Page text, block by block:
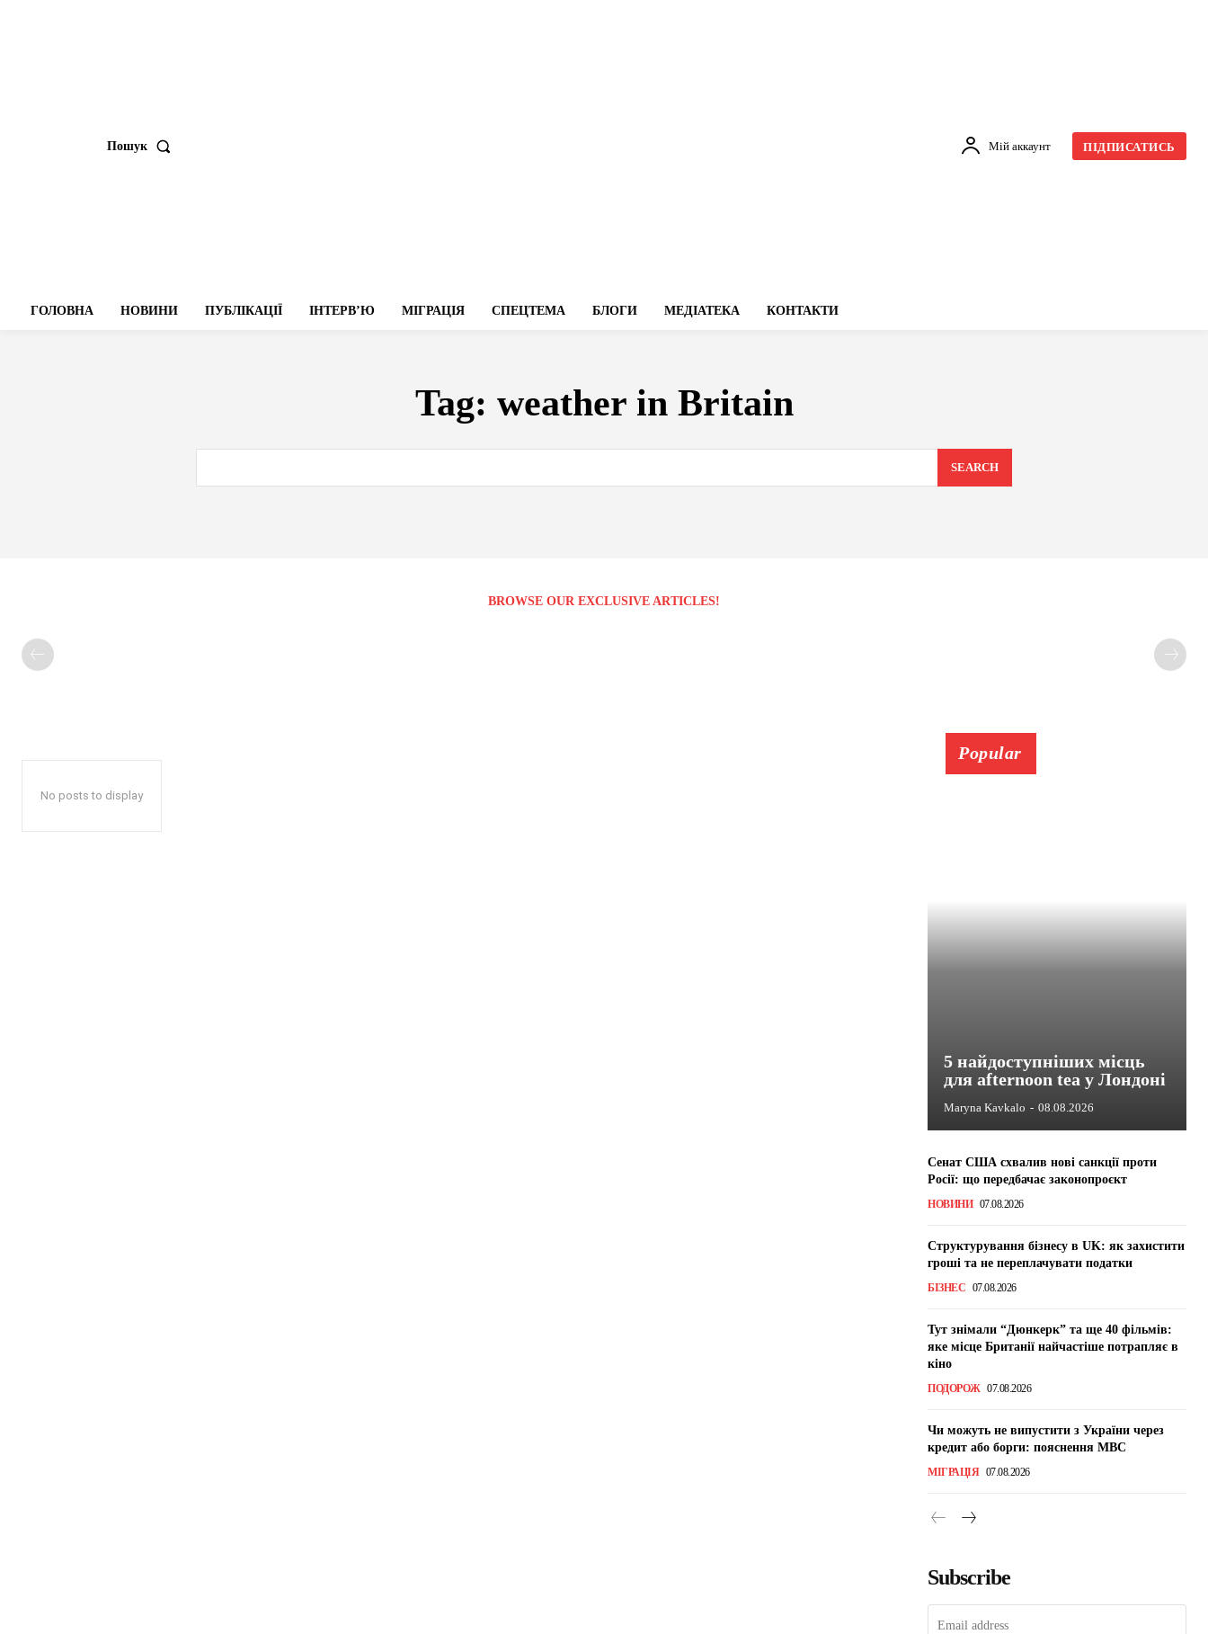
Пошук Мій аккаунт ПІДПИСАТИСЬ
ГОЛОВНА НОВИНИ ПУБЛІКАЦІЇ ІНТЕРВʼЮ МІГРАЦІЯ СПЕЦТЕМА БЛОГИ МЕДІАТЕКА КОНТАКТИ
Tag: weather in Britain
SEARCH
BROWSE OUR EXCLUSIVE ARTICLES!
No posts to display
Popular
5 найдоступніших місць
для afternoon tea у Лондоні
Maryna Kavkalo - 08.08.2026
Сенат США схвалив нові санкції проти
Росії: що передбачає законопроєкт
НОВИНИ 07.08.2026
Структурування бізнесу в UK: як захистити
гроші та не переплачувати податки
БІЗНЕС 07.08.2026
Тут знімали “Дюнкерк” та ще 40 фільмів:
яке місце Британії найчастіше потрапляє в
кіно
ПОДОРОЖ 07.08.2026
Чи можуть не випустити з України через
кредит або борги: пояснення МВС
МІГРАЦІЯ 07.08.2026
Subscribe